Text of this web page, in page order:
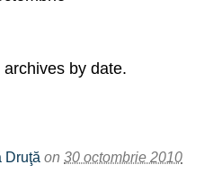
by date.
Druţă on 30 octombrie 2010